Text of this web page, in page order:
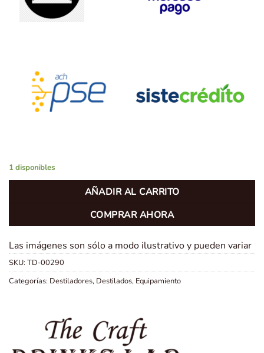
1 disponibles
AÑADIR AL CARRITO
COMPRAR AHORA
Las imágenes son sólo a modo ilustrativo y pueden variar
SKU: TD-00290
Categorías: Destiladores, Destilados, Equipamiento